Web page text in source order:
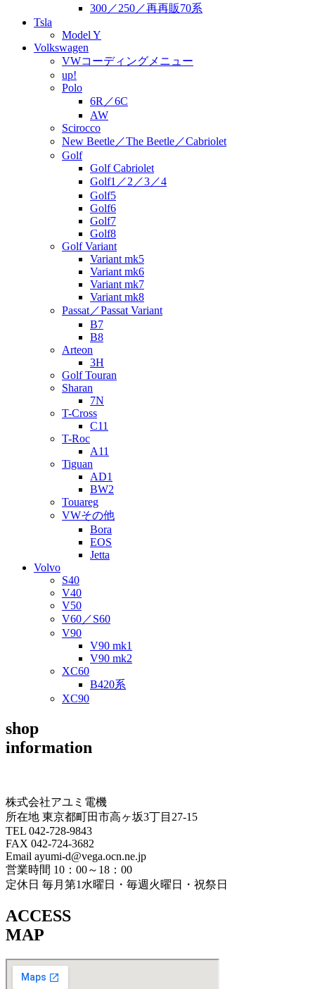
300／250／再再販70系
Tsla
Model Y
Volkswagen
VWコーディングメニュー
up!
Polo
6R／6C
AW
Scirocco
New Beetle／The Beetle／Cabriolet
Golf
Golf Cabriolet
Golf1／2／3／4
Golf5
Golf6
Golf7
Golf8
Golf Variant
Variant mk5
Variant mk6
Variant mk7
Variant mk8
Passat／Passat Variant
B7
B8
Arteon
3H
Golf Touran
Sharan
7N
T-Cross
C11
T-Roc
A11
Tiguan
AD1
BW2
Touareg
VWその他
Bora
EOS
Jetta
Volvo
S40
V40
V50
V60／S60
V90
V90 mk1
V90 mk2
XC60
B420系
XC90
shop
information
株式会社アユミ電機
所在地 東京都町田市高ヶ坂3丁目27‐15
TEL 042-728-9843
FAX 042-724-3682
Email ayumi-d@vega.ocn.ne.jp
営業時間 10：00～18：00
定休日 毎月第1水曜日・毎週火曜日・祝祭日
ACCESS
MAP